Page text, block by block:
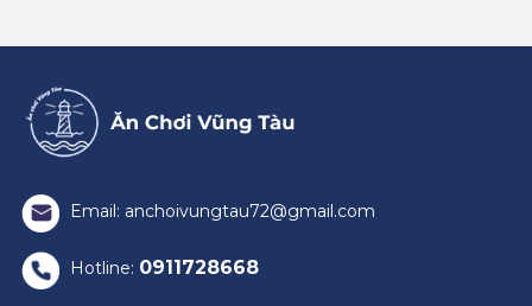
Email: anchoivungtau72@gmail.com
Hotline: 0911728668